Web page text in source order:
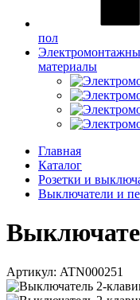
пол
материалы
Главная
Каталог
Розетки и
Выключатели и
Артикул: ATN000251